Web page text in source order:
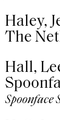
Haley,
The
Hall,
Spoonface